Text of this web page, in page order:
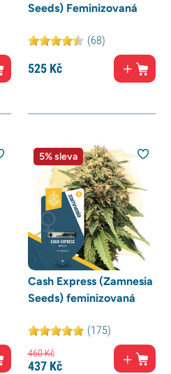
Seeds) Feminizovaná
(68)
525Kč
5% sleva
Cash Express (Zamnesia
Seeds) feminizovaná
(175)
460Kč
437Kč